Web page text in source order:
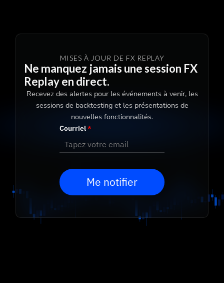
MISES À JOUR DE FX REPLAY
Ne manquez jamais une session FX
Replay en direct.
Recevez des alertes pour les événements à venir, les
sessions de backtesting et les présentations de
nouvelles fonctionnalités.
Courriel*
Me notifier